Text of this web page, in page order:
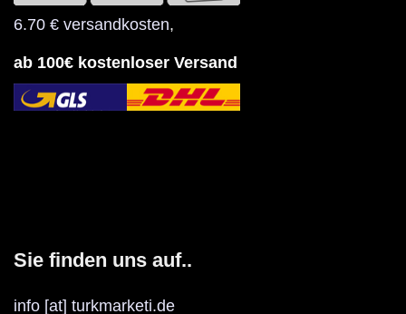
6.70 € versandkosten,
ab 100€ kostenloser Versand
Sie finden uns auf..
info [at] turkmarketi.de